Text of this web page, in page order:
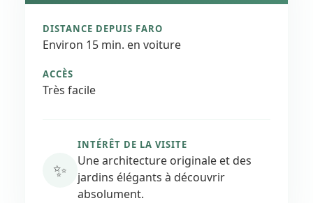
DISTANCE DEPUIS FARO
Environ 15 min. en voiture
ACCÈS
Très facile
✨
INTÉRÊT DE LA VISITE
Une architecture originale et des
jardins élégants à découvrir
absolument.